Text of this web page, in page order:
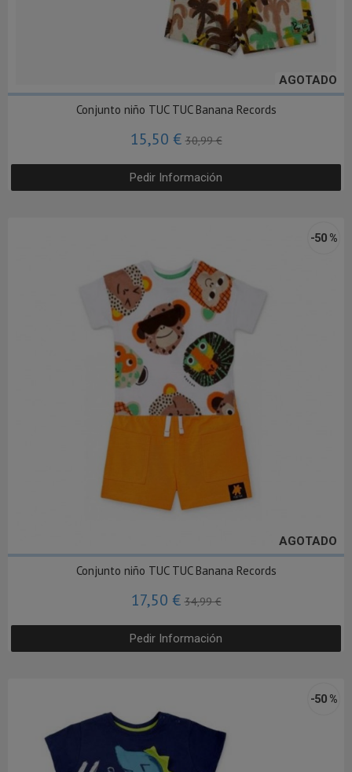
AGOTADO
Conjunto niño TUC TUC Banana Records
15,50 €30,99 €
Pedir Información
AGOTADO
-50 %
Conjunto niño TUC TUC Banana Records
17,50 €34,99 €
Pedir Información
-50 %